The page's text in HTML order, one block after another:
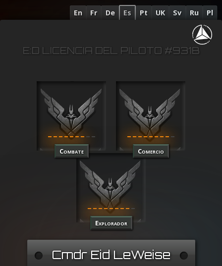
En Fr De Es Pt UK Sv Ru Pl
E:D LICENCIA DEL PILOTO #931B
Combate Comercio
Explorador
Cmdr Eid LeWeise